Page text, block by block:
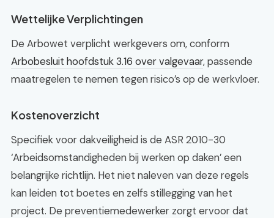
Wettelijke Verplichtingen
De Arbowet verplicht werkgevers om, conform
Arbobesluit hoofdstuk 3.16 over valgevaar, passende
maatregelen te nemen tegen risico’s op de werkvloer.
Kostenoverzicht
Specifiek voor dakveiligheid is de ASR 2010-30
‘Arbeidsomstandigheden bij werken op daken’ een
belangrijke richtlijn. Het niet naleven van deze regels
kan leiden tot boetes en zelfs stillegging van het
project. De preventiemedewerker zorgt ervoor dat